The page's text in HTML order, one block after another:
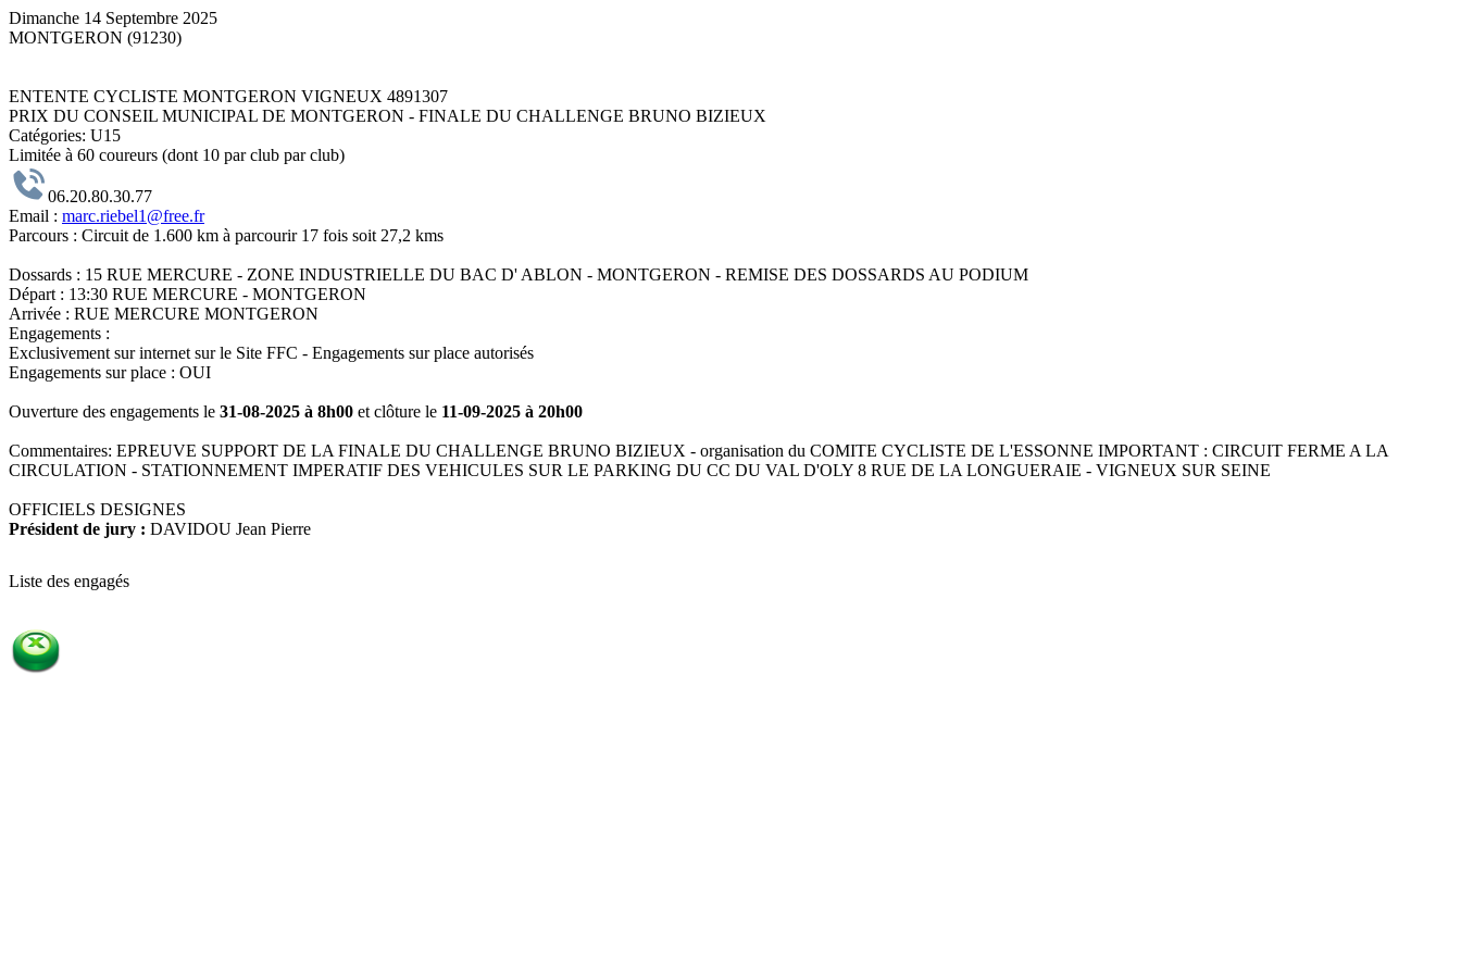
Dimanche 14 Septembre 2025
MONTGERON (91230)
ENTENTE CYCLISTE MONTGERON VIGNEUX 4891307
PRIX DU CONSEIL MUNICIPAL DE MONTGERON - FINALE DU CHALLENGE BRUNO BIZIEUX
Catégories: U15
Limitée à 60 coureurs (dont 10 par club par club)
06.20.80.30.77
Email : marc.riebel1@free.fr
Parcours : Circuit de 1.600 km à parcourir 17 fois soit 27,2 kms
Dossards : 15 RUE MERCURE - ZONE INDUSTRIELLE DU BAC D' ABLON - MONTGERON - REMISE DES DOSSARDS AU PODIUM
Départ : 13:30 RUE MERCURE - MONTGERON
Arrivée : RUE MERCURE MONTGERON
Engagements :
Exclusivement sur internet sur le Site FFC - Engagements sur place autorisés
Engagements sur place : OUI
Ouverture des engagements le 31-08-2025 à 8h00 et clôture le 11-09-2025 à 20h00
Commentaires: EPREUVE SUPPORT DE LA FINALE DU CHALLENGE BRUNO BIZIEUX - organisation du COMITE CYCLISTE DE L'ESSONNE IMPORTANT : CIRCUIT FERME A LA
CIRCULATION - STATIONNEMENT IMPERATIF DES VEHICULES SUR LE PARKING DU CC DU VAL D'OLY 8 RUE DE LA LONGUERAIE - VIGNEUX SUR SEINE
OFFICIELS DESIGNES
Président de jury : DAVIDOU Jean Pierre
Liste des engagés